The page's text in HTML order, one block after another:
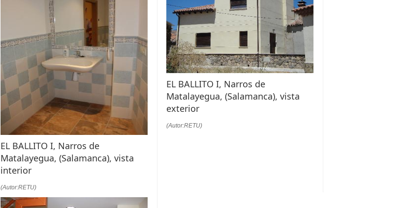
EL BALLITO I, Narros de
Matalayegua, (Salamanca), vista
interior
(Autor:RETU)
EL BALLITO I, Narros de
Matalayegua, (Salamanca), vista
exterior
(Autor:RETU)